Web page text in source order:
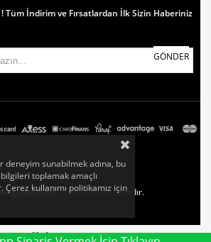
Tüm İndirim ve Fırsatlardan İlk Sizin Haberiniz
GÖNDER
- Tüm Hakları Saklıdır.
deneyim sunabilmek adına, bu
toplamak amaçlı
Çerez kullanımı politikamız için